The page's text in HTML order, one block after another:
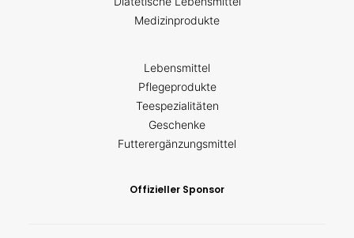
Medizinprodukte
Lebensmittel
Pflegeprodukte
Teespezialitäten
Geschenke
Futterergänzungsmittel
Offizieller Sponsor